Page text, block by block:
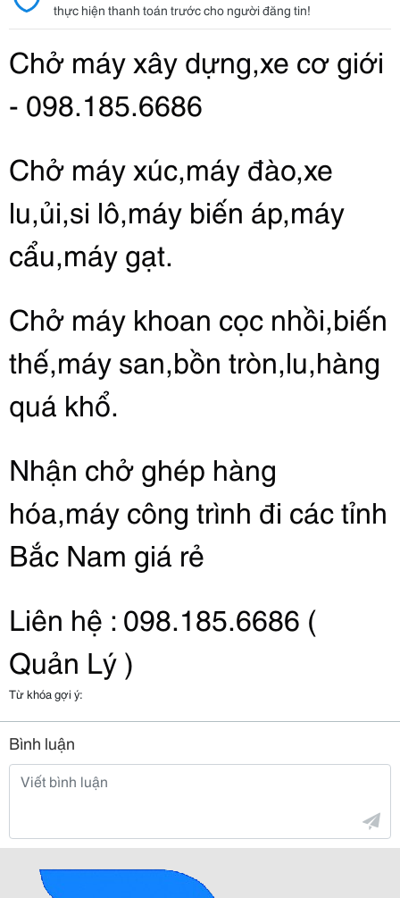
thực hiện thanh toán trước cho người đăng tin!
Chở máy xây dựng,xe cơ giới
- 098.185.6686
Chở máy xúc,máy đào,xe
lu,ủi,si lô,máy biến áp,máy
cẩu,máy gạt.
Chở máy khoan cọc nhồi,biến
thế,máy san,bồn tròn,lu,hàng
quá khổ.
Nhận chở ghép hàng
hóa,máy công trình đi các tỉnh
Bắc Nam giá rẻ
Liên hệ : 098.185.6686 (
Quản Lý )
Từ khóa gợi ý:
Bình luận